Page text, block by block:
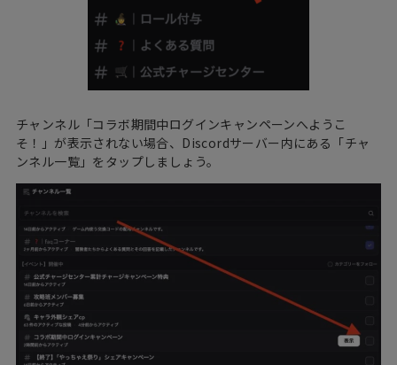
チャンネル「コラボ期間中ログインキャンペーンへようこ
そ！」が表示されない場合、Discordサーバー内にある「チャ
ンネル一覧」をタップしましょう。